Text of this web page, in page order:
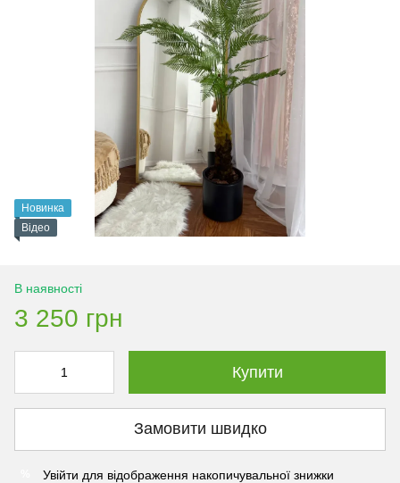
Новинка
Відео
В наявності
3 250 грн
Купити
Замовити швидко
Увійти для відображення накопичувальної знижки